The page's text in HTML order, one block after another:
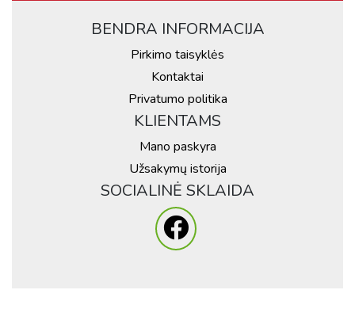
BENDRA INFORMACIJA
Pirkimo taisyklės
Kontaktai
Privatumo politika
KLIENTAMS
Mano paskyra
Užsakymų istorija
SOCIALINĖ SKLAIDA